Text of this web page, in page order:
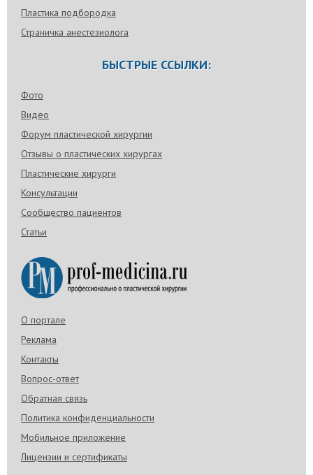
Пластика подбородка
Страничка анестезиолога
БЫСТРЫЕ ССЫЛКИ:
Фото
Видео
Форум пластической хирургии
Отзывы о пластических хирургах
Пластические хирурги
Консультации
Сообщество пациентов
Статьи
О портале
Реклама
Контакты
Вопрос-ответ
Обратная связь
Политика конфиденциальности
Мобильное приложение
Лицензии и сертификаты